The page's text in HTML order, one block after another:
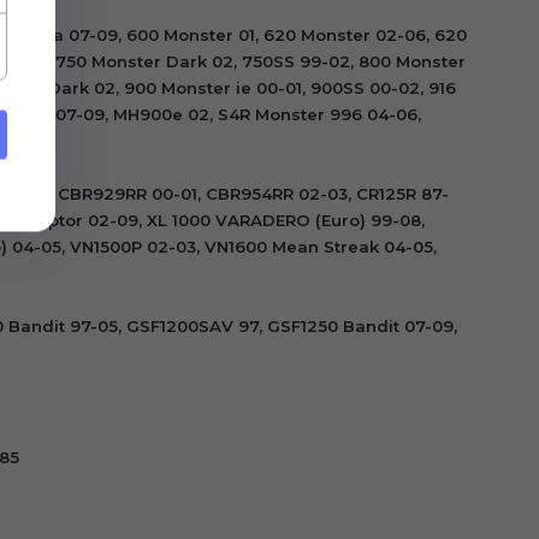
07-09, 600 Monster 01, 620 Monster 02-06, 620
01, 750 Monster Dark 02, 750SS 99-02, 800 Monster
Dark 02, 900 Monster ie 00-01, 900SS 00-02, 916
1000 07-09, MH900e 02, S4R Monster 996 04-06,
06, CBR929RR 00-01, CBR954RR 02-03, CR125R 87-
02-09, XL 1000 VARADERO (Euro) 99-08,
04-05, VN1500P 02-03, VN1600 Mean Streak 04-05,
97-05, GSF1200SAV 97, GSF1250 Bandit 07-09,